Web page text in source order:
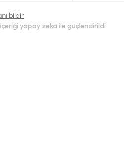
bildir
yapay zeka ile güçlendirildi